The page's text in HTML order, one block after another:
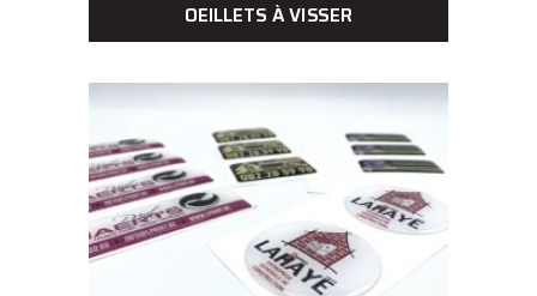
OEILLETS À VISSER